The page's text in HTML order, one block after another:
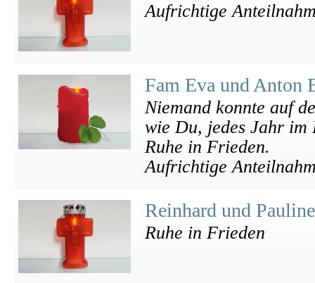
Aufrichtige
Fam Eva und Anton
Niemand konnte auf
wie Du, jedes Jahr im
Ruhe in Frieden.
Aufrichtige
Reinhard und
Ruhe in Frieden